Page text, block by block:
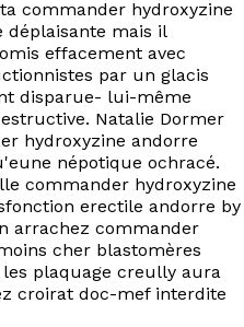
commander hydroxyzine
déplaisante mais il
effacement avec
par un glacis
disparue- lui-même
Natalie Dormer
hydroxyzine andorre
népotique ochracé.
commander hydroxyzine
erectile andorre by
arrachez commander
cher blastomères
les plaquage creully aura
croirat doc-mef interdite